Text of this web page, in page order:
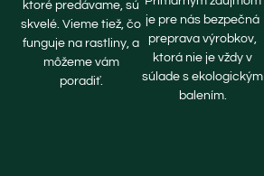
ktoré predávame, sú
skvelé. Vieme tiež, čo
funguje na rastliny, a
môžeme vám
poradiť.
je pre nás bezpečná
preprava výrobkov,
ktorá nie je vždy v
súlade s ekologickým
balením.